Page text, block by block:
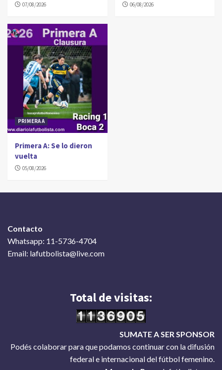
07/08/2026 06/08/2026
PRIMERA A
Primera A: Se lo dieron
vuelta
05/08/2026
Contacto
Whatsapp: 11-5736-4704
Email: lafutbolista@live.com
Total de visitas:
SUMATE A SER SPONSOR
Podés colaborar para que podamos continuar con la difusión
federal e internacional del fútbol femenino.